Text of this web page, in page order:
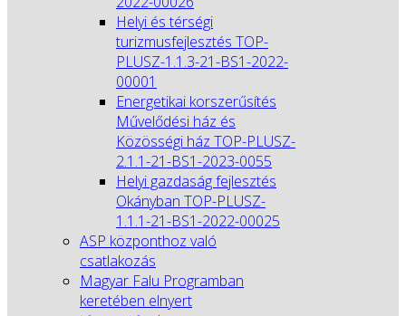
Helyi és térségi
turizmusfejlesztés TOP-
PLUSZ-1.1.3-21-BS1-2022-
00001
Energetikai korszerűsítés
Művelődési ház és
Közösségi ház TOP-PLUSZ-
2.1.1-21-BS1-2023-0055
Helyi gazdaság fejlesztés
Okányban TOP-PLUSZ-
1.1.1-21-BS1-2022-00025
ASP központhoz való
csatlakozás
Magyar Falu Programban
keretében elnyert